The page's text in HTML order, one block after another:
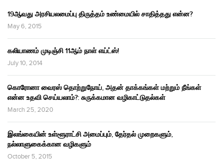
19ஆவது அரசியலமைப்பு திருத்தம் உண்மையில் சாதித்தது என்ன?
May 6, 2015
கலியாணம் முடிஞ்சி 11ஆம் நாள் எய்ட்ஸ்!
July 10, 2014
கொரோனா வைரஸ் தொற்றுநோய், அதன் தாக்கங்கள் மற்றும் நீங்கள்
என்ன உதவி செய்யலாம்?: சுருக்கமான வழிகாட்டுதல்கள்
March 25, 2020
இலங்கையின் உள்ளூராட்சி அமைப்பும், தேர்தல் முறைகளும்,
நல்லாளுகைக்கான வழிகளும்
October 5, 2015